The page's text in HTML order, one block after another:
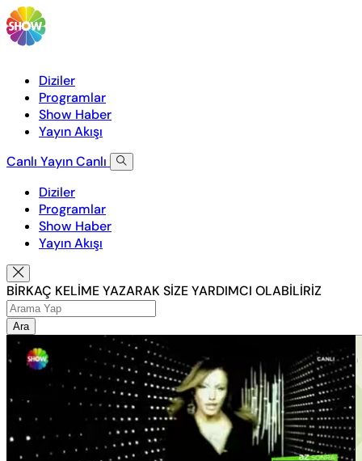
Diziler
Programlar
Show Haber
Yayın Akışı
Canlı YayınCanlı
Diziler
Programlar
Show Haber
Yayın Akışı
BİRKAÇ KELİME YAZARAK SİZE YARDIMCI OLABİLİRİZ
Ara